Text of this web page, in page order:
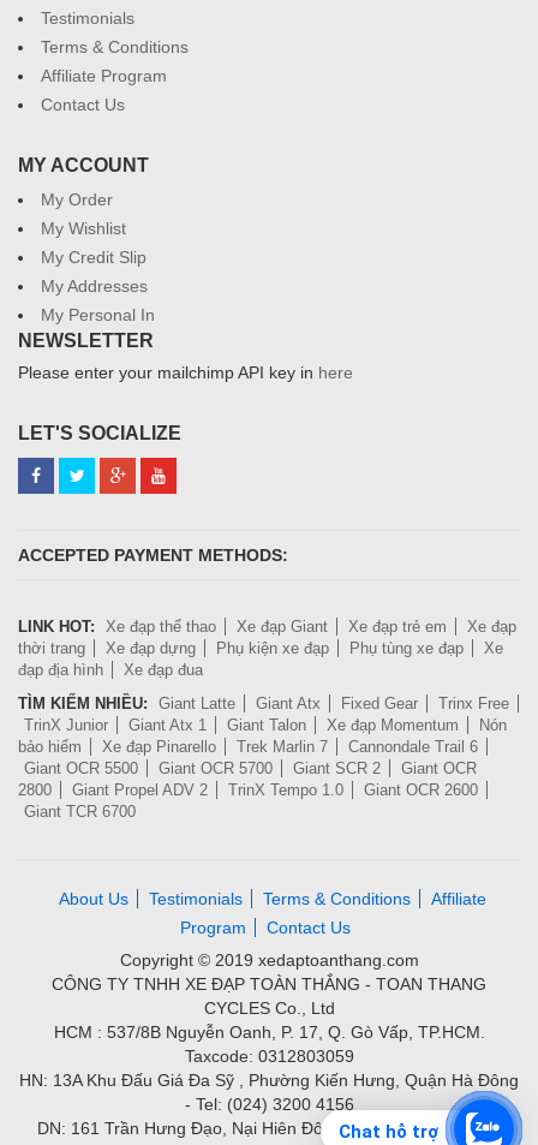
Chat hỗ trợ
Testimonials
Terms & Conditions
Affiliate Program
Contact Us
MY ACCOUNT
My Order
My Wishlist
My Credit Slip
My Addresses
My Personal In
NEWSLETTER
Please enter your mailchimp API key in here
LET'S SOCIALIZE
ACCEPTED PAYMENT METHODS:
LINK HOT: Xe đạp thể thao Xe đạp Giant Xe đạp trẻ em
Xe đạp
thời trang
Xe đạp dựng Phụ kiện xe đạp Phụ tùng xe đạp
Xe
đạp địa hình
Xe đạp đua
TÌM KIẾM NHIỀU:
Giant Latte Giant Atx Fixed Gear
Trinx Free
TrinX Junior
Giant Atx 1 Giant Talon Xe đạp Momentum
Nón
bảo hiểm
Xe đạp Pinarello Trek Marlin 7
Cannondale Trail 6
Giant OCR 5500
Giant OCR 5700 Giant SCR 2
Giant OCR
2800
Giant Propel ADV 2 TrinX Tempo 1.0
Giant OCR 2600
Giant TCR 6700
About Us Testimonials Terms & Conditions
Affiliate
Program
Contact Us
Copyright © 2019 xedaptoanthang.com
CÔNG TY TNHH XE ĐẠP TOÀN THẮNG - TOAN THANG
CYCLES Co., Ltd
HCM : 537/8B Nguyễn Oanh, P. 17, Q. Gò Vấp, TP.HCM.
Taxcode: 0312803059
HN: 13A Khu Đấu Giá Đa Sỹ , Phường Kiến Hưng, Quận Hà Đông
- Tel: (024) 3200 4156
DN: 161 Trần Hưng Đạo, Nại Hiên Đông, Quận Sơn Trà - Tel: